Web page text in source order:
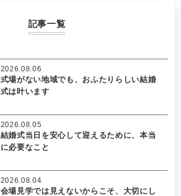
記事一覧
式場がない地域でも、おふたりらしい結婚
式は叶います
2026.08.06
結婚式当日を安心して迎えるために、本当
に必要なこと
2026.08.05
会場見学では見えないからこそ、大切にし
2026.08.04